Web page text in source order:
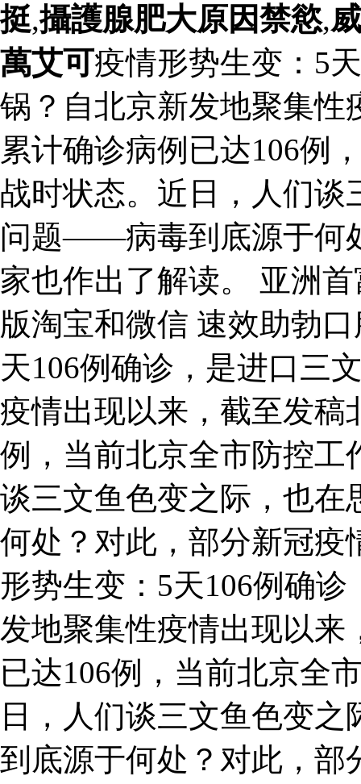
挺,攝護腺肥大原因禁慾,
萬艾可疫情形势生变：5
锅？自北京新发地聚集性
累计确诊病例已达106例
战时状态。近日，人们谈
问题——病毒到底源于何
家也作出了解读。 亚洲
版淘宝和微信 速效助勃
天106例确诊，是进口三
疫情出现以来，截至发稿
例，当前北京全市防控工
谈三文鱼色变之际，也
何处？对此，部分新冠疫
形势生变：5天106例确
发地聚集性疫情出现以
已达106例，当前北京全
日，人们谈三文鱼色变
到底源于何处？对此，部